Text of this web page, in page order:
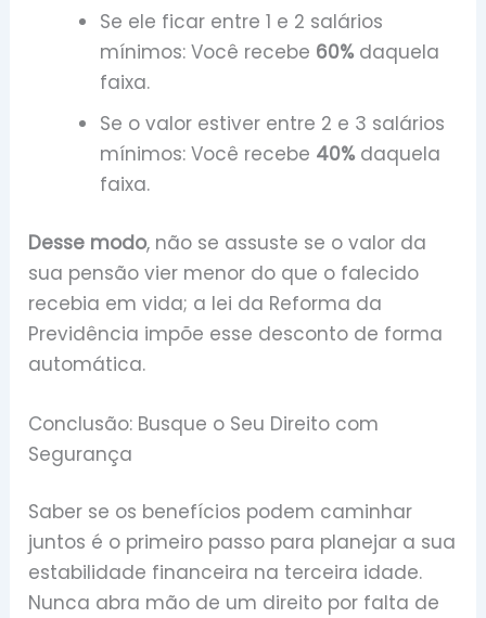
Se ele ficar entre 1 e 2 salários
mínimos: Você recebe 60%daquela
faixa.
Se o valor estiver entre 2 e 3 salários
mínimos: Você recebe 40%daquela
faixa.
Desse modo, não se assuste se o valor da
sua pensão vier menor do que o falecido
recebia em vida; a lei da Reforma da
Previdência impõe esse desconto de forma
automática.
Conclusão: Busque o Seu Direito com
Segurança
Saber se os benefícios podem caminhar
juntos é o primeiro passo para planejar a sua
estabilidade financeira na terceira idade.
Nunca abra mão de um direito por falta de